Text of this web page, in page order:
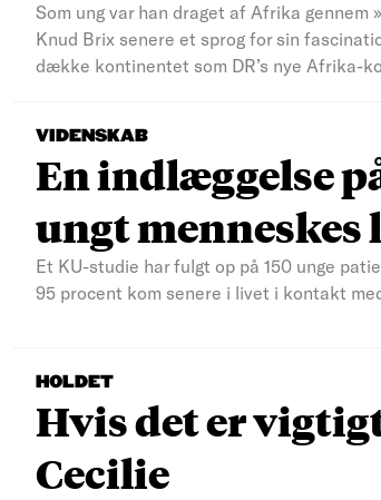
Som ung var han draget af Afrika
Knud Brix senere et sprog for sin
dække kontinentet som DR’s nye Afrika-
VIDENSKAB
En indlæggelse
ungt menneskes
Et KU-studie har fulgt op på 150 unge
95 procent kom senere i livet i kontakt
HOLDET
Hvis det er
Cecilie